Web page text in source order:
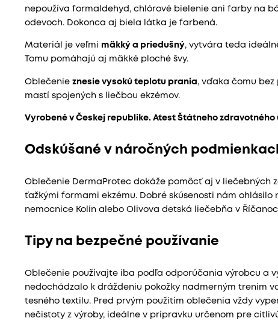
nepoužíva formaldehyd, chlórové bielenie ani farby na
odevoch. Dokonca aj biela látka je farbená.
Materiál je veľmi mäkký a priedušný, vytvára teda
Tomu pomáhajú aj mäkké ploché švy.
Oblečenie znesie vysokú teplotu prania, vďaka čomu
mastí spojených s liečbou ekzémov.
Vyrobené v Českej republike. Atest Štátneho zdravotného
Odskúšané v náročných
Oblečenie DermaProtec dokáže pomôcť aj v liečebných
ťažkými formami ekzému. Dobré skúsenosti nám
nemocnice Kolín alebo Olivova detská liečebňa v
Tipy na bezpečné používanie
Oblečenie používajte iba podľa odporúčania výrobcu a
nedochádzalo k dráždeniu pokožky nadmerným trením
tesného textilu. Pred prvým použitím oblečenia vždy
nečistoty z výroby, ideálne v prípravku určenom pre